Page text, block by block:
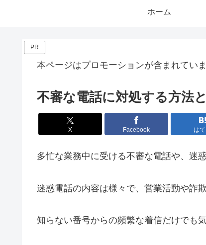
ホーム
PR
本ページはプロモーションが含まれていま
不審な電話に対処する方法
X Facebook は
多忙な業務中に受ける不審な電話や、迷
迷惑電話の内容は様々で、営業活動や詐
知らない番号からの頻繁な着信だけでも